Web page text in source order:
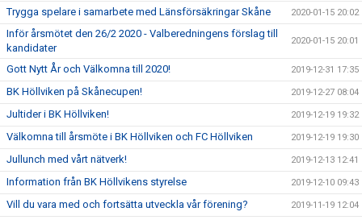
Trygga spelare i samarbete med Länsförsäkringar Skåne 2020-01-15 20:02
Inför årsmötet den 26/2 2020 - Valberedningens förslag till
kandidater
2020-01-15 20:01
Gott Nytt År och Välkomna till 2020! 2019-12-31 17:35
BK Höllviken på Skånecupen! 2019-12-27 08:04
Jultider i BK Höllviken! 2019-12-19 19:32
Välkomna till årsmöte i BK Höllviken och FC Höllviken 2019-12-19 19:30
Jullunch med vårt nätverk! 2019-12-13 12:41
Information från BK Höllvikens styrelse 2019-12-10 09:43
Vill du vara med och fortsätta utveckla vår förening? 2019-11-19 12:04